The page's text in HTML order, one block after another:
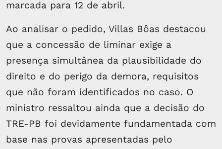
marcada para 12 de abril.
Ao analisar o pedido, Villas Bôas destacou
que a concessão de liminar exige a
presença simultânea da plausibilidade do
direito e do perigo da demora, requisitos
que não foram identificados no caso. O
ministro ressaltou ainda que a decisão do
TRE-PB foi devidamente fundamentada com
base nas provas apresentadas pelo